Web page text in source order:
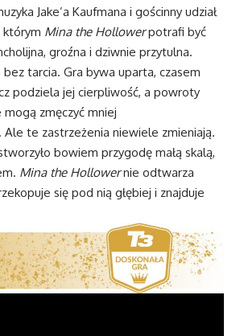
Jake’a Kaufmana i gościnny udział
którym Mina the Hollowerpotrafi być
groźna i dziwnie przytulna.
bez tarcia. Gra bywa uparta, czasem
podziela jej cierpliwość, a powroty
zmęczyć mniej
te zastrzeżenia niewiele zmieniają.
bowiem przygodę małą skalą,
Mina the Hollowernie odtwarza
się pod nią głębiej i znajduje